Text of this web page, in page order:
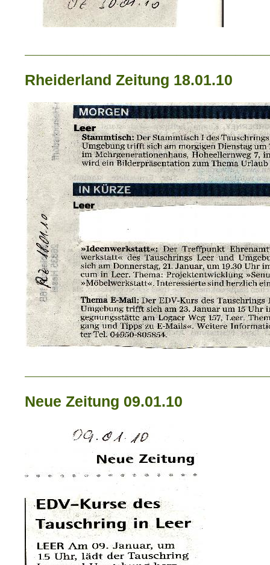
Rheiderland Zeitung 18.01.10
Neue Zeitung 09.01.10